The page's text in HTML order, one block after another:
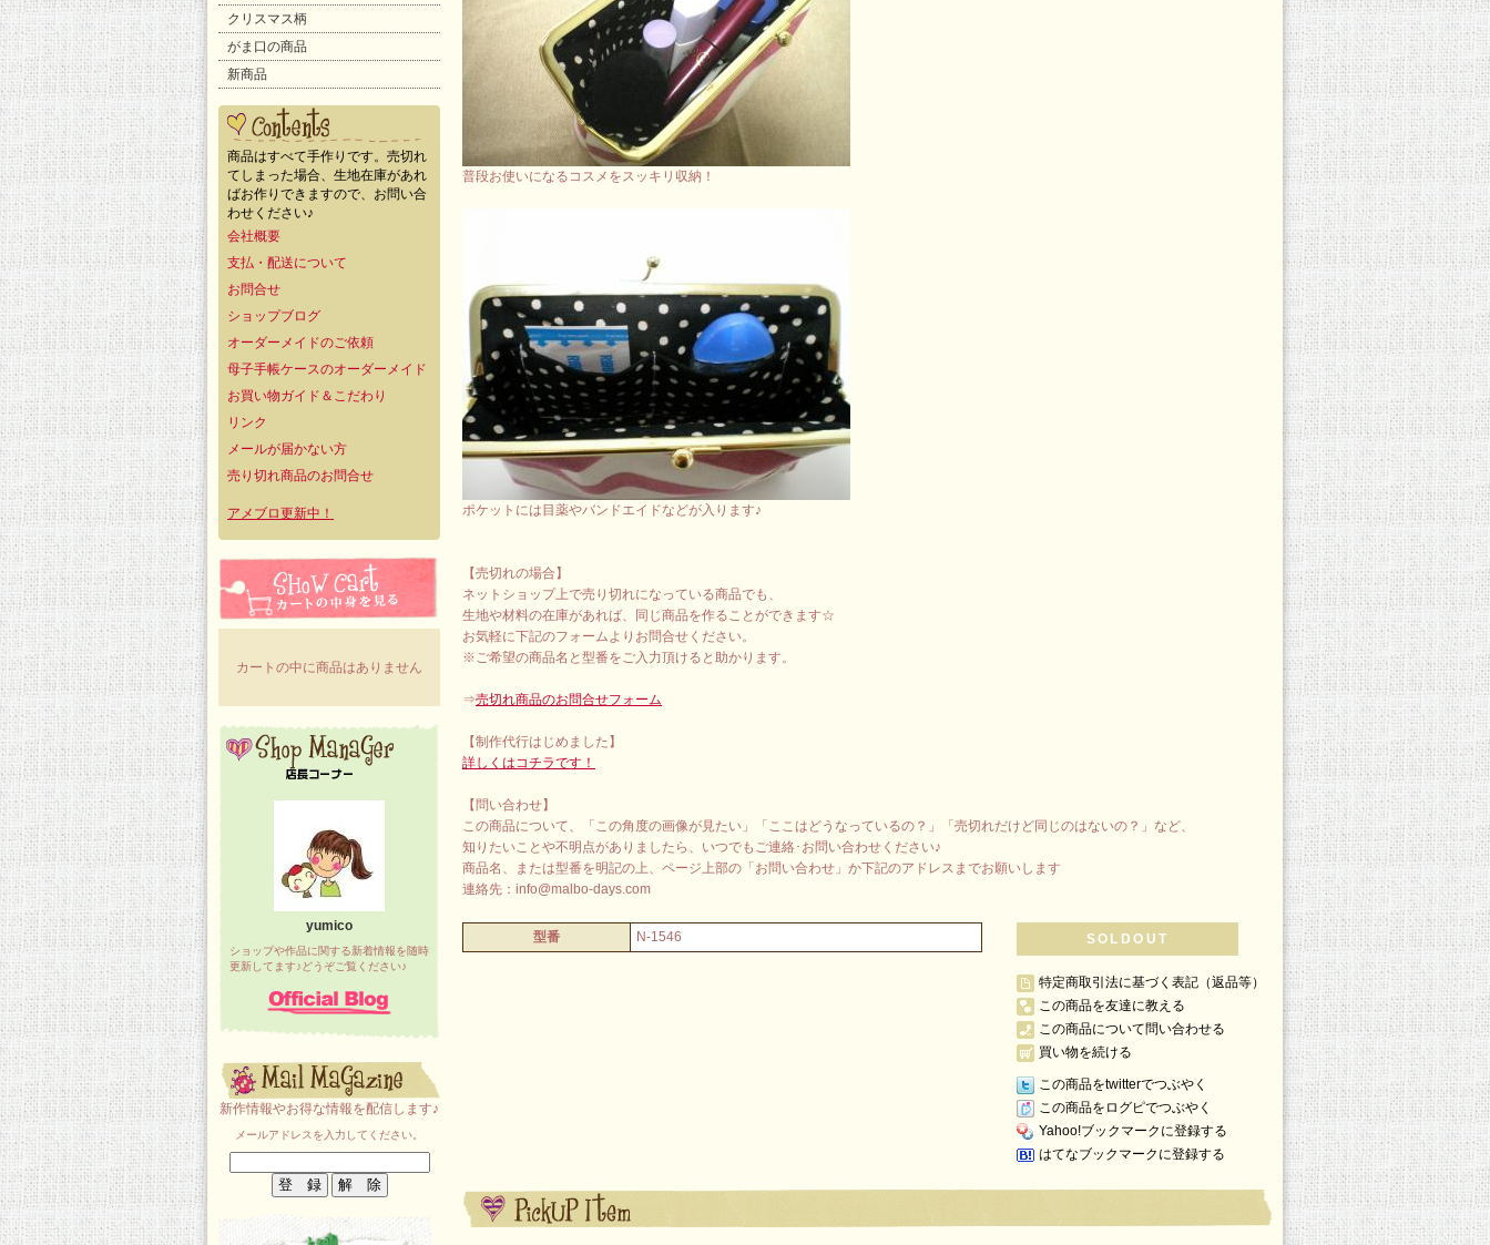
クリスマス柄
がま口の商品
新商品
商品はすべて手作りです。売切れ
てしまった場合、生地在庫があれ
ばお作りできますので、お問い合
わせください♪
会社概要
支払・配送について
お問合せ
ショップブログ
オーダーメイドのご依頼
母子手帳ケースのオーダーメイド
お買い物ガイド＆こだわり
リンク
メールが届かない方
売り切れ商品のお問合せ
アメブロ更新中！
カートの中に商品はありません
yumico
ショップや作品に関する新着情報を随時
更新してます♪どうぞご覧ください♪
新作情報やお得な情報を配信します♪
メールアドレスを入力してください。
普段お使いになるコスメをスッキリ収納！
ポケットには目薬やバンドエイドなどが入ります♪
【売切れの場合】
ネットショップ上で売り切れになっている商品でも、
生地や材料の在庫があれば、同じ商品を作ることができます☆
お気軽に下記のフォームよりお問合せください。
※ご希望の商品名と型番をご入力頂けると助かります。
⇒売切れ商品のお問合せフォーム
【制作代行はじめました】
詳しくはコチラです！
【問い合わせ】
この商品について、「この角度の画像が見たい」「ここはどうなっているの？」「売切れだけど同じのはないの？」など、
知りたいことや不明点がありましたら、いつでもご連絡･お問い合わせください♪
商品名、または型番を明記の上、ページ上部の「お問い合わせ」か下記のアドレスまでお願いします
連絡先：info@malbo-days.com
型番 N-1546 SOLDOUT
特定商取引法に基づく表記（返品等）
この商品を友達に教える
この商品について問い合わせる
買い物を続ける
この商品をtwitterでつぶやく
この商品をログピでつぶやく
Yahoo!ブックマークに登録する
はてなブックマークに登録する